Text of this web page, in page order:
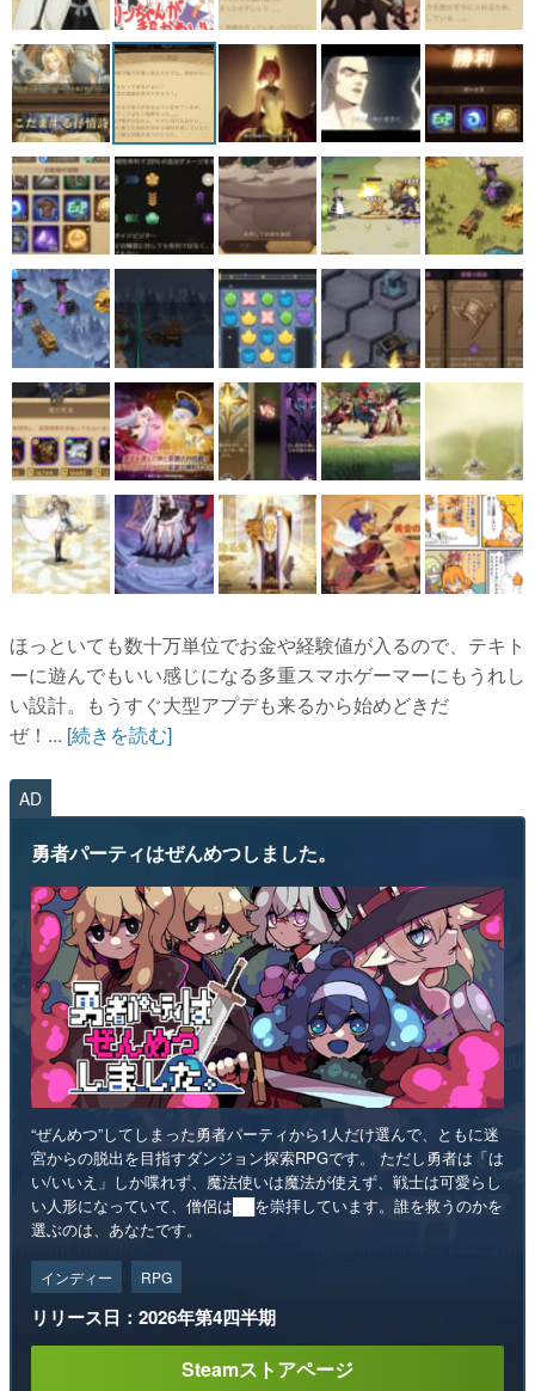
ほっといても数十万単位でお金や経験値が入るので、テキト
ーに遊んでもいい感じになる多重スマホゲーマーにもうれし
い設計。もうすぐ大型アプデも来るから始めどきだ
ぜ！... [続きを読む]
AD
勇者パーティはぜんめつしました。
“ぜんめつ”してしまった勇者パーティから1人だけ選んで、ともに迷
宮からの脱出を目指すダンジョン探索RPGです。 ただし勇者は「は
い/いいえ」しか喋れず、魔法使いは魔法が使えず、戦士は可愛らし
い人形になっていて、僧侶は██を崇拝しています。誰を救うのかを
選ぶのは、あなたです。
インディー RPG
リリース日：2026年第4四半期
Steamストアページ